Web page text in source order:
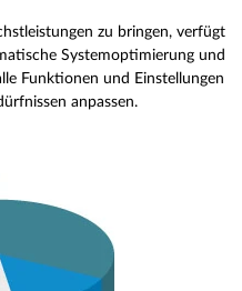
zu bringen, verfügt
Systemoptimierung und
Funktionen und Einstellungen
anpassen.